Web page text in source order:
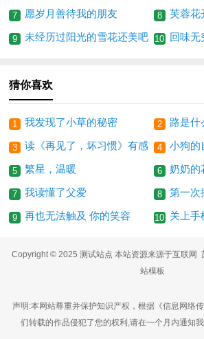
7 愿岁月善待我的朋友 8 芙蓉花
9 未经历过阳光的雪花还美吧 10 回味无
猜你喜欢
1 我发现了小草的秘密 2 路是什
3 读《再见了，坏习惯》有感 4 小狗的
5 繁星，温暖 6 奶奶的
7 我读懂了父爱 8 第一次
9 再也无法触及 你的笑容 10 关上手
Copyright © 2025 测试站点 本站资源来源于互联网
站模板
声明:本网站尊重并保护知识产权，根据《信息网络
们转载的作品侵犯了您的权利,请在一个月内通知